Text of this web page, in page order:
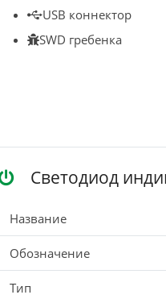
USB коннектор
SWD гребенка
Светодиод
Название
Обозначение
Тип